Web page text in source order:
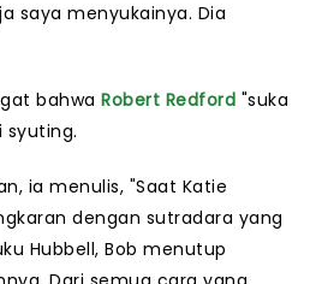
saya menyukainya. Dia
bahwa Robert Redford "suka
syuting.
ia menulis, "Saat Katie
dengan sutradara yang
Hubbell, Bob menutup